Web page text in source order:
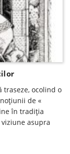
traseze, ocolind o
de «
în tradiţia
asupra